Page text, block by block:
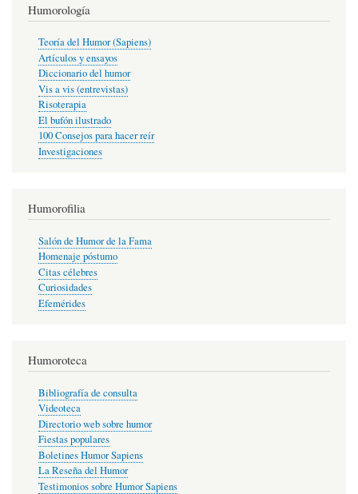
Humorología
Teoría del Humor (Sapiens)
Artículos y ensayos
Diccionario del humor
Vis a vis (entrevistas)
Risoterapia
El bufón ilustrado
100 Consejos para hacer reír
Investigaciones
Humorofilia
Salón de Humor de la Fama
Homenaje póstumo
Citas célebres
Curiosidades
Efemérides
Humoroteca
Bibliografía de consulta
Videoteca
Directorio web sobre humor
Fiestas populares
Boletines Humor Sapiens
La Reseña del Humor
Testimonios sobre Humor Sapiens